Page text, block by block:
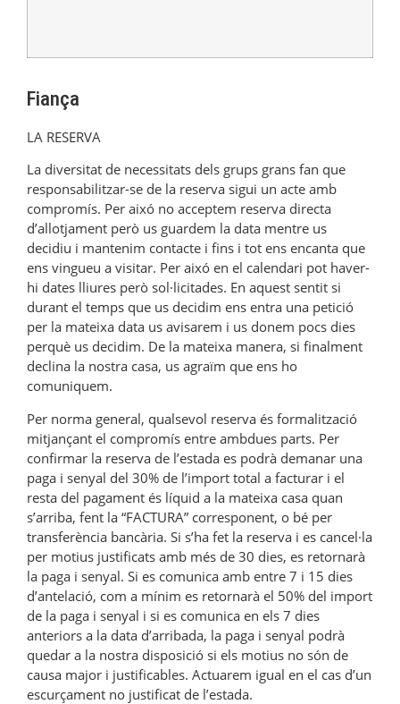
Fiança
LA RESERVA
La diversitat de necessitats dels grups grans fan que
responsabilitzar-se de la reserva sigui un acte amb
compromís. Per aixó no acceptem reserva directa
d’allotjament però us guardem la data mentre us
decidiu i mantenim contacte i fins i tot ens encanta que
ens vingueu a visitar. Per aixó en el calendari pot haver-
hi dates lliures però sol·licitades. En aquest sentit si
durant el temps que us decidim ens entra una petició
per la mateixa data us avisarem i us donem pocs dies
perquè us decidim. De la mateixa manera, si finalment
declina la nostra casa, us agraïm que ens ho
comuniquem.
Per norma general, qualsevol reserva és formalització
mitjançant el compromís entre ambdues parts. Per
confirmar la reserva de l’estada es podrà demanar una
paga i senyal del 30% de l’import total a facturar i el
resta del pagament és líquid a la mateixa casa quan
s’arriba, fent la “FACTURA” corresponent, o bé per
transferència bancària. Si s’ha fet la reserva i es cancel·la
per motius justificats amb més de 30 dies, es retornarà
la paga i senyal. Si es comunica amb entre 7 i 15 dies
d’antelació, com a mínim es retornarà el 50% del import
de la paga i senyal i si es comunica en els 7 dies
anteriors a la data d’arribada, la paga i senyal podrà
quedar a la nostra disposició si els motius no són de
causa major i justificables. Actuarem igual en el cas d’un
escurçament no justificat de l’estada.